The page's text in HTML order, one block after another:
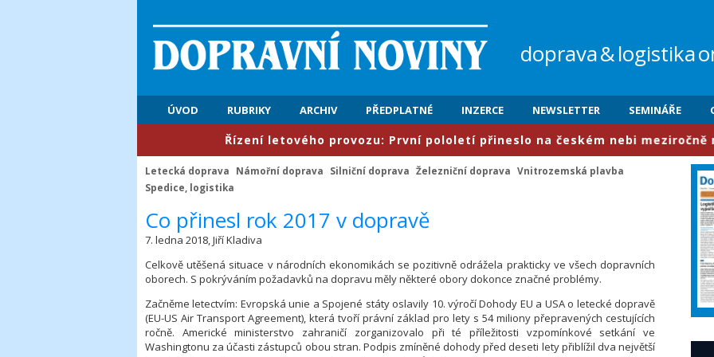
doprava&logistika
ÚVOD RUBRIKY ARCHIV PŘEDPLATNÉ INZERCE NEWSLETTER SEMINÁŘE
​Řízení letového provozu: První pololetí přineslo na českém nebi meziročně nárůst
Letecká doprava Námořní doprava Silniční doprava Železniční doprava Vnitrozemská plavba
Spedice, logistika
​Co přinesl rok 2017 v dopravě
7. ledna 2018, Jiří Kladiva
Celkově utěšená situace v národních ekonomikách se pozitivně odrážela prakticky ve všech dopravních
oborech. S pokrýváním požadavků na dopravu měly některé obory dokonce značné problémy.
Začněme letectvím: Evropská unie a Spojené státy oslavily 10. výročí Dohody EU a USA o letecké dopravě
(EU-US Air Transport Agreement), která tvoří právní základ pro lety s 54 miliony přepravených cestujících
ročně. Americké ministerstvo zahraničí zorganizovalo při té příležitosti vzpomínkové setkání ve
Washingtonu za účasti zástupců obou stran. Podpis zmíněné dohody před deseti lety přiblížil dva největší